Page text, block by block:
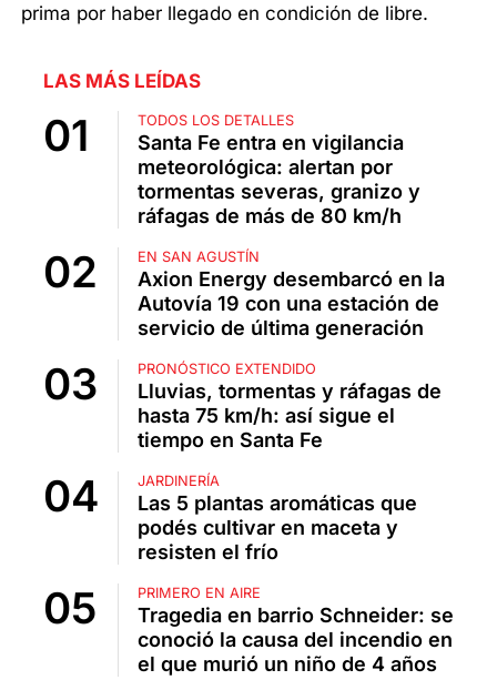
prima por haber llegado en condición de libre.
LAS MÁS LEÍDAS
TODOS LOS DETALLES
Santa Fe entra en vigilancia
meteorológica: alertan por
tormentas severas, granizo y
ráfagas de más de 80 km/h
EN SAN AGUSTÍN
Axion Energy desembarcó en la
Autovía 19 con una estación de
servicio de última generación
PRONÓSTICO EXTENDIDO
Lluvias, tormentas y ráfagas de
hasta 75 km/h: así sigue el
tiempo en Santa Fe
JARDINERÍA
Las 5 plantas aromáticas que
podés cultivar en maceta y
resisten el frío
PRIMERO EN AIRE
Tragedia en barrio Schneider: se
conoció la causa del incendio en
el que murió un niño de 4 años